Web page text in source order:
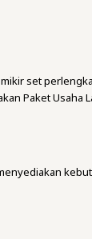
set
Paket Usaha